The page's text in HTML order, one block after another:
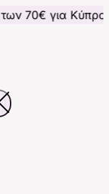
Κύπρο Δωρεάν